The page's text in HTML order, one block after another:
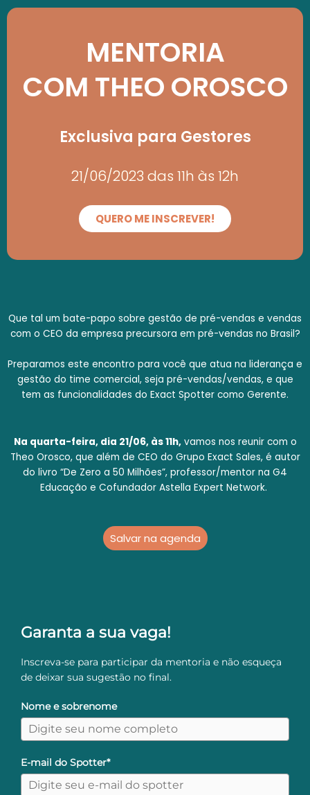
MENTORIA
COM THEO OROSCO
Exclusiva para Gestores
21/06/2023 das 11h às 12h
QUERO ME INSCREVER!
Que tal um bate-papo sobre gestão de pré-vendas e vendas
com o CEO da empresa precursora em pré-vendas no Brasil?
Preparamos este encontro para você que atua na liderança e
gestão do time comercial, seja pré-vendas/vendas, e que
tem as funcionalidades do Exact Spotter como Gerente.
Na quarta-feira, dia 21/06, às 11h,vamos nos reunir com o
Theo Orosco, que além de CEO do Grupo Exact Sales, é autor
do livro “De Zero a 50 Milhões”, professor/mentor na G4
Educação e Cofundador Astella Expert Network.
Salvar na agenda
Garanta a sua vaga!
Inscreva-se para participar da mentoria e não esqueça
de deixar sua sugestão no final.
Nome e sobrenome
E-mail do Spotter*